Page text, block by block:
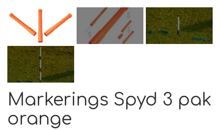
TILSKUD
PRÆMIER & GAVER
Markerings Spyd 3 pak
orange